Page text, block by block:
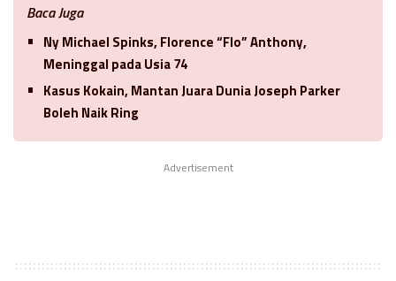
Baca Juga
Ny Michael Spinks, Florence “Flo” Anthony,
Meninggal pada Usia 74
Kasus Kokain, Mantan Juara Dunia Joseph Parker
Boleh Naik Ring
Advertisement